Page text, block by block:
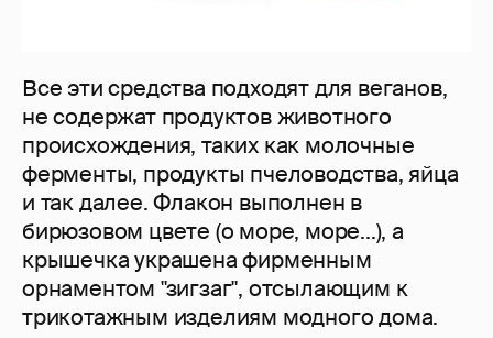
Все эти средства подходят для веганов,
не содержат продуктов животного
происхождения, таких как молочные
ферменты, продукты пчеловодства, яйца
и так далее. Флакон выполнен в
бирюзовом цвете (о море, море...), а
крышечка украшена фирменным
орнаментом "зигзаг", отсылающим к
трикотажным изделиям модного дома.